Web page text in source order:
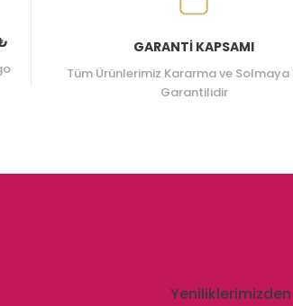
GARANTİ KAPSAMI
Tüm Ürünlerimiz Kararma ve Solmaya
Garantilidir